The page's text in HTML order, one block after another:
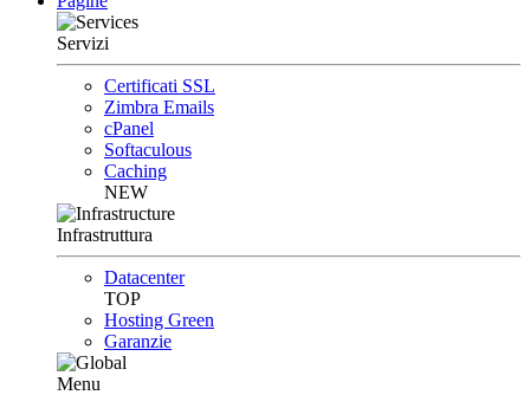
Servizi
Certificati SSL
Zimbra Emails
cPanel
Softaculous
Caching
NEW
Infrastruttura
Datacenter
TOP
Hosting Green
Garanzie
Menu